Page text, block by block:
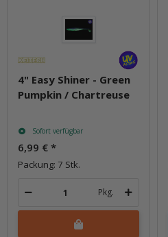
4" Easy Shiner - Green
Pumpkin / Chartreuse
Sofort verfügbar
6,99 € *
Packung: 7 Stk.
Pkg.